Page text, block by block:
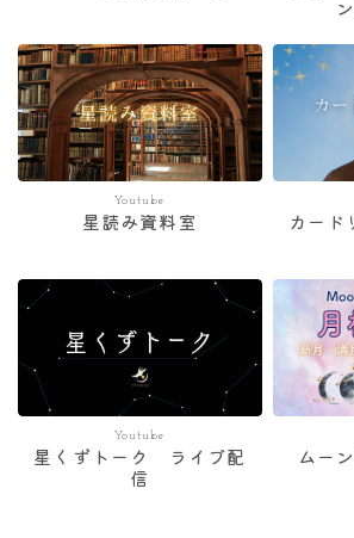
Youtube
星読み資料室
カード
Youtube
星くずトーク ライブ配
信
ムー